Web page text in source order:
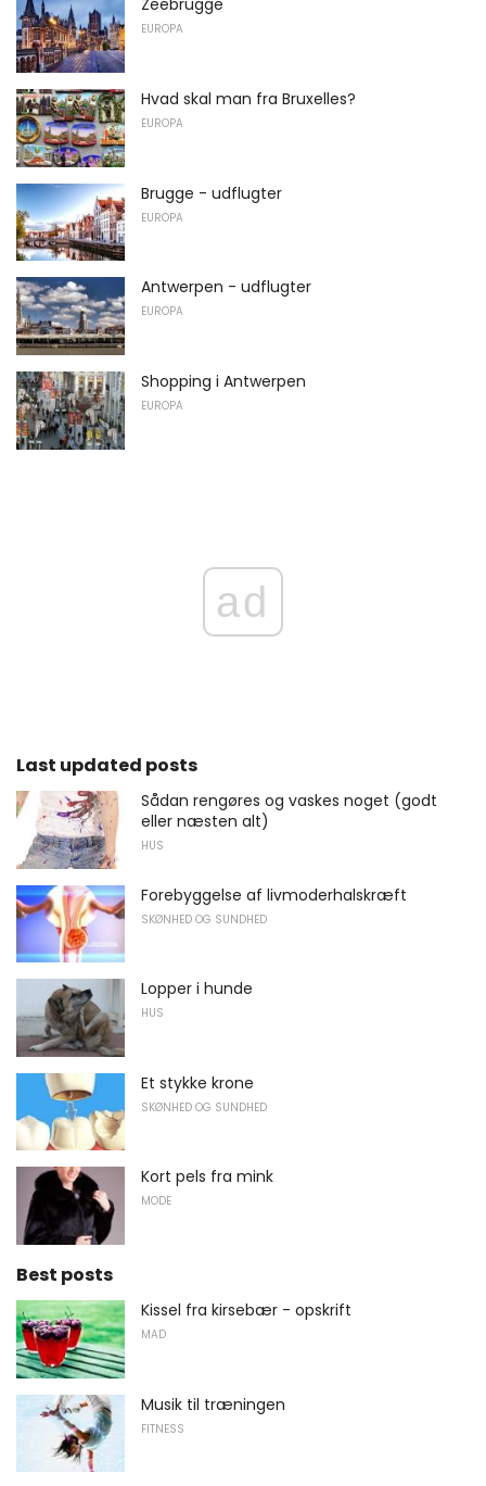
Zeebrugge
EUROPA
Hvad skal man fra Bruxelles?
EUROPA
Brugge - udflugter
EUROPA
Antwerpen - udflugter
EUROPA
Shopping i Antwerpen
EUROPA
ad
Last updated posts
Sådan rengøres og vaskes noget (godt
eller næsten alt)
HUS
Forebyggelse af livmoderhalskræft
SKØNHED OG SUNDHED
Lopper i hunde
HUS
Et stykke krone
SKØNHED OG SUNDHED
Kort pels fra mink
MODE
Best posts
Kissel fra kirsebær - opskrift
MAD
Musik til træningen
FITNESS